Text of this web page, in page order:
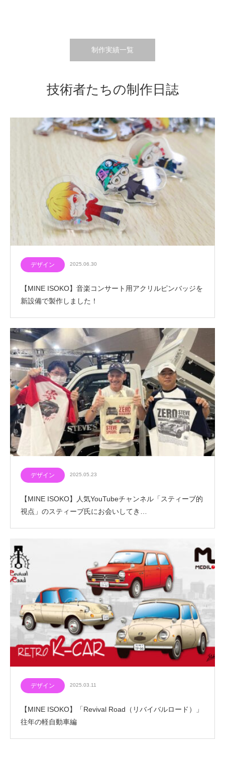
制作実績一覧
技術者たちの制作日誌
デザイン 2025.06.30
【MINE ISOKO】音楽コンサート用アクリルピンバッジを
新設備で製作しました！
デザイン 2025.05.23
【MINE ISOKO】人気YouTubeチャンネル「スティーブ的
視点」のスティーブ氏にお会いしてき…
デザイン 2025.03.11
【MINE ISOKO】「Revival Road（リバイバルロード）」
往年の軽自動車編